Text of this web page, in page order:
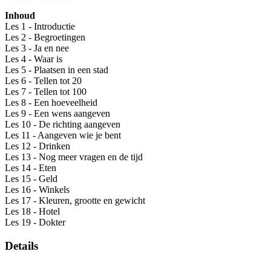
Inhoud
Les 1 - Introductie
Les 2 - Begroetingen
Les 3 - Ja en nee
Les 4 - Waar is
Les 5 - Plaatsen in een stad
Les 6 - Tellen tot 20
Les 7 - Tellen tot 100
Les 8 - Een hoeveelheid
Les 9 - Een wens aangeven
Les 10 - De richting aangeven
Les 11 - Aangeven wie je bent
Les 12 - Drinken
Les 13 - Nog meer vragen en de tijd
Les 14 - Eten
Les 15 - Geld
Les 16 - Winkels
Les 17 - Kleuren, grootte en gewicht
Les 18 - Hotel
Les 19 - Dokter
Details